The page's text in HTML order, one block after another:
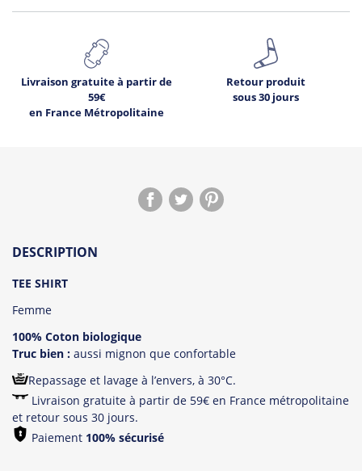
Livraison gratuite à partir de
59€
en France Métropolitaine
Retour produit
sous 30 jours
DESCRIPTION
TEE SHIRT
Femme
100% Coton biologique
Truc bien : aussi mignon que confortable
Repassage et lavage à l’envers, à 30°C.
Livraison gratuite à partir de 59€ en France métropolitaine
et retour sous 30 jours.
Paiement 100% sécurisé